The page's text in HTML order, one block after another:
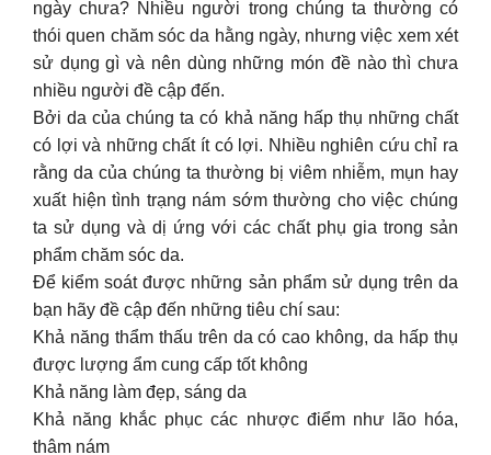
ngày chưa? Nhiều người trong chúng ta thường có
thói quen chăm sóc da hằng ngày, nhưng việc xem xét
sử dụng gì và nên dùng những món đề nào thì chưa
nhiều người đề cập đến.
Bởi da của chúng ta có khả năng hấp thụ những chất
có lợi và những chất ít có lợi. Nhiều nghiên cứu chỉ ra
rằng da của chúng ta thường bị viêm nhiễm, mụn hay
xuất hiện tình trạng nám sớm thường cho việc chúng
ta sử dụng và dị ứng với các chất phụ gia trong sản
phẩm chăm sóc da.
Để kiểm soát được những sản phẩm sử dụng trên da
bạn hãy đề cập đến những tiêu chí sau:
Khả năng thẩm thấu trên da có cao không, da hấp thụ
được lượng ẩm cung cấp tốt không
Khả năng làm đẹp, sáng da
Khả năng khắc phục các nhược điểm như lão hóa,
thâm nám